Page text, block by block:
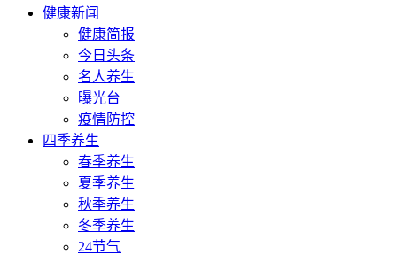
健康新闻
健康简报
今日头条
名人养生
曝光台
疫情防控
四季养生
春季养生
夏季养生
秋季养生
冬季养生
24节气